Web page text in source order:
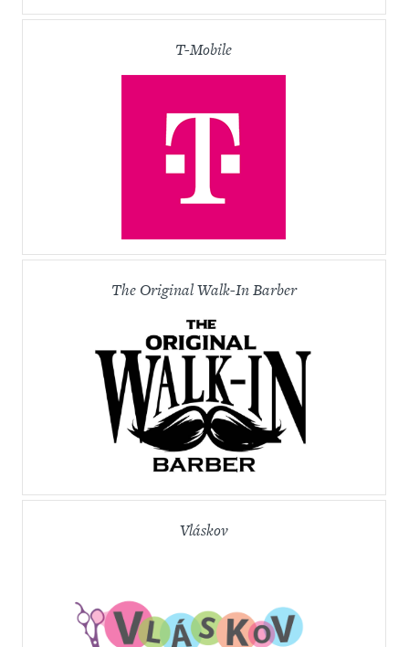
T-Mobile
The Original Walk-In Barber
Vláskov